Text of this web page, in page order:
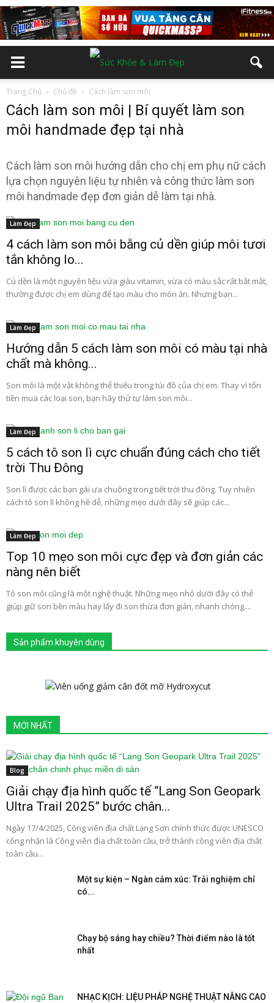
Trang Chủ Chủ đề Cách làm son môi
Cách làm son môi | Bí quyết làm son
môi handmade đẹp tại nhà
Cách làm son môi hướng dẫn cho chị em phụ nữ cách
lựa chọn nguyên liệu tự nhiên và công thức làm son
môi handmade đẹp đơn giản dễ làm tại nhà.
Làm Đẹp
4 cách làm son môi bằng củ dền giúp môi tươi
tắn không lo...
Củ dền là một nguyên liệu vừa giàu vitamin, vừa có màu sắc rất bắt mắt,
thường được chị em dùng để tạo màu cho món ăn. Nhưng bạn...
Làm Đẹp
Hướng dẫn 5 cách làm son môi có màu tại nhà
chất mà không...
Son môi là một vật không thể thiếu trong túi đồ của chị em. Thay vì tốn
tiền mua các loại son, bạn hãy thử tự làm son môi...
Làm Đẹp
5 cách tô son lì cực chuẩn đúng cách cho tiết
trời Thu Đông
Son lì được các bạn gái ưa chuộng trong tiết trời thu đông. Tuy nhiên
cách tô son lì không hề dễ, những mẹo dưới đây sẽ giúp các...
Làm Đẹp
Top 10 mẹo son môi cực đẹp và đơn giản các
nàng nên biết
Tô son môi cũng là một nghệ thuật. Những mẹo nhỏ dưới đây có thể
giúp giữ son bền màu hay lấy đi son thừa đơn giản, nhanh chóng....
Sản phẩm khuyên dùng
MỚI NHẤT
Blog
Giải chạy địa hình quốc tế “Lang Son Geopark
Ultra Trail 2025” bước chân...
Ngày 17/4/2025, Công viên địa chất Lạng Sơn chính thức được UNESCO
công nhận là Công viên địa chất toàn cầu, trở thành công viên địa chất
toàn cầu...
Một sự kiện – Ngàn cảm xúc: Trải nghiệm chỉ
có...
Chạy bộ sáng hay chiều? Thời điểm nào là tốt
nhất
NHẠC KỊCH: LIỆU PHÁP NGHỆ THUẬT NÂNG CAO